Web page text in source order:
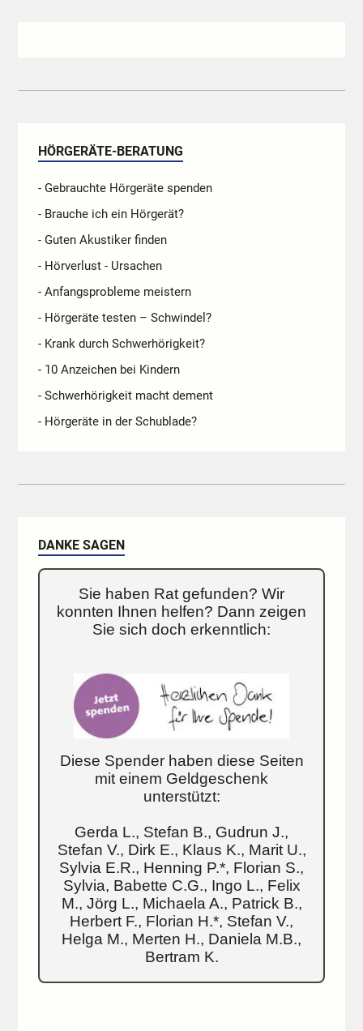
HÖRGERÄTE-BERATUNG
- Gebrauchte Hörgeräte spenden
- Brauche ich ein Hörgerät?
- Guten Akustiker finden
- Hörverlust - Ursachen
- Anfangsprobleme meistern
- Hörgeräte testen – Schwindel?
- Krank durch Schwerhörigkeit?
- 10 Anzeichen bei Kindern
- Schwerhörigkeit macht dement
- Hörgeräte in der Schublade?
DANKE SAGEN
Sie haben Rat gefunden? Wir
konnten Ihnen helfen? Dann zeigen
Sie sich doch erkenntlich:
Diese Spender haben diese Seiten
mit einem Geldgeschenk
unterstützt:
Gerda L., Stefan B., Gudrun J.,
Stefan V., Dirk E., Klaus K., Marit U.,
Sylvia E.R., Henning P.*, Florian S.,
Sylvia, Babette C.G., Ingo L., Felix
M., Jörg L., Michaela A., Patrick B.,
Herbert F., Florian H.*, Stefan V.,
Helga M., Merten H., Daniela M.B.,
Bertram K.